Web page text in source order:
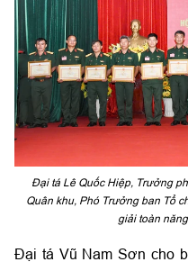
Đại tá Lê Quốc Hiệp, Trưởng
Quân khu, Phó Trưởng ban Tổ
giải toàn
Đại tá Vũ Nam Sơn cho